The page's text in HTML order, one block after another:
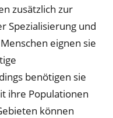
zusätzlich zur
Spezialisierung und
eignen sie
benötigen sie
ihre Populationen
können